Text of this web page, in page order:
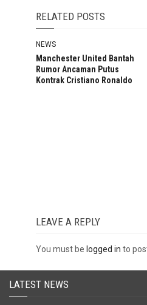
RELATED POSTS
NEWS
Manchester United Bantah
Rumor Ancaman Putus
Kontrak Cristiano Ronaldo
LEAVE A REPLY
You must be logged in to
LATEST NEWS